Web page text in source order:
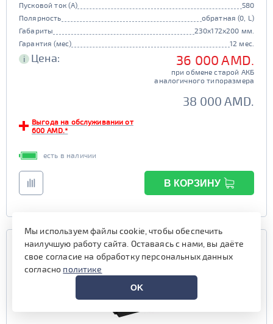
Пусковой ток (А)
580
Полярность
обратная (0, L)
Габариты
230x172x200 мм.
Гарантия (мес)
12 мес.
i Цена: 36 000 AMD.
при обмене старой АКБ
аналогичного типоразмера
38 000 AMD.
Выгода на обслуживании от
600 AMD.*
есть в наличии
В КОРЗИНУ
Мы используем файлы cookie, чтобы обеспечить
наилучшую работу сайта. Оставаясь с нами, вы даёте
свое согласие на обработку персональных данных
согласно политике
OK